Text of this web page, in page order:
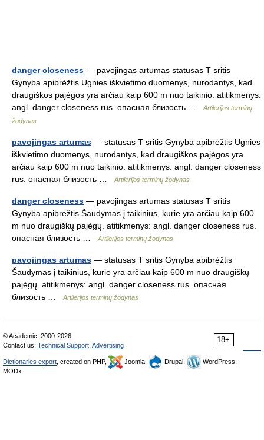
danger closeness — pavojingas artumas statusas T sritis
Gynyba apibrėžtis Ugnies iškvietimo duomenys, nurodantys, kad
draugiškos pajėgos yra arčiau kaip 600 m nuo taikinio. atitikmenys:
angl. danger closeness rus. опасная близость …
Artilerijos terminų
žodynas
pavojingas artumas — statusas T sritis Gynyba apibrėžtis Ugnies
iškvietimo duomenys, nurodantys, kad draugiškos pajėgos yra
arčiau kaip 600 m nuo taikinio. atitikmenys: angl. danger closeness
rus. опасная близость …
Artilerijos terminų žodynas
danger closeness — pavojingas artumas statusas T sritis
Gynyba apibrėžtis Šaudymas į taikinius, kurie yra arčiau kaip 600
m nuo draugiškų pajėgų. atitikmenys: angl. danger closeness rus.
опасная близость …
Artilerijos terminų žodynas
pavojingas artumas — statusas T sritis Gynyba apibrėžtis
Šaudymas į taikinius, kurie yra arčiau kaip 600 m nuo draugiškų
pajėgų. atitikmenys: angl. danger closeness rus. опасная
близость …
Artilerijos terminų žodynas
18+
© Academic, 2000-2026
Contact us: Technical Support Advertising
Dictionaries export , created on PHP, Joomla, Drupal,
WordPress,
MODx.